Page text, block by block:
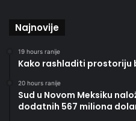
Najnovije
19 hours ranije
Kako rashladiti prostoriju
20 hours ranije
Sud u Novom Meksiku
dodatnih 567 miliona